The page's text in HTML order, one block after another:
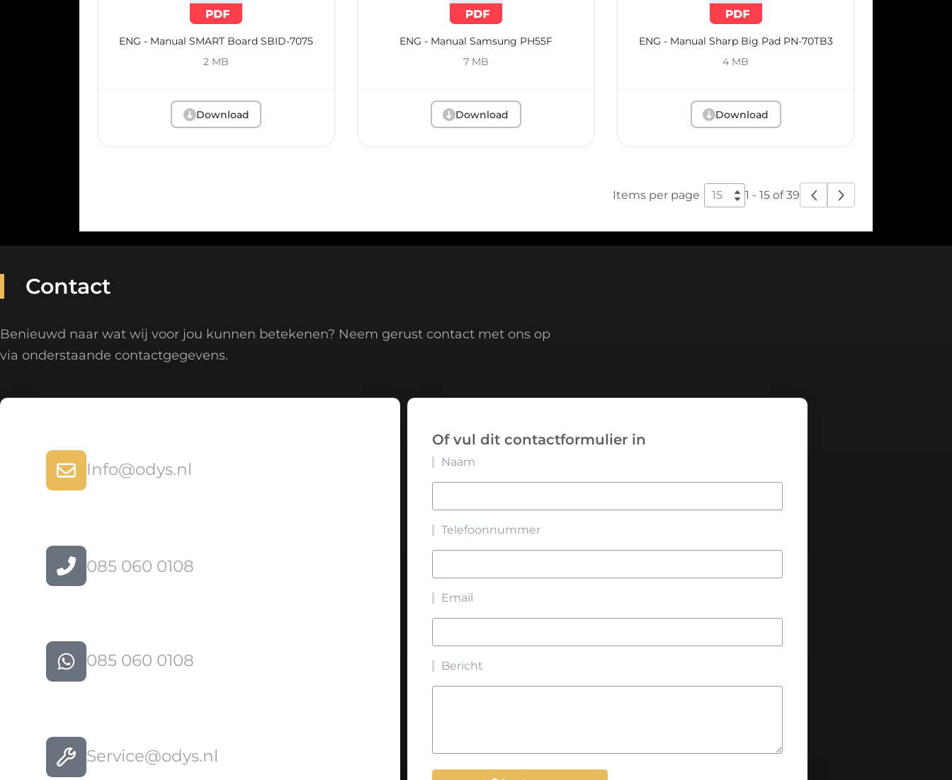
ENG - Manual SMART Board SBID-7075
2 MB
Download
ENG - Manual Samsung PH55F
7 MB
Download
ENG - Manual Sharp Big Pad PN-70TB3
4 MB
Download
Items per page 1 - 15 of 39
Contact
Benieuwd naar wat wij voor jou kunnen betekenen? Neem gerust contact met ons op
via onderstaande contactgegevens.
Info@odys.nl
085 060 0108
085 060 0108
Service@odys.nl
Of vul dit contactformulier in
Naam
Telefoonnummer
Email
Bericht